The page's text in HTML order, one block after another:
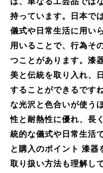
持っています。日本で
儀式や日常生活に用い
用いることで、行為そ
つことがあります。漆
美と伝統を取り入れ、
することができるです
な光沢と色合いが使う
性と耐熱性に優れ、長
統的な儀式や日常生活
と購入のポイント 漆器
取り扱い方法も理解し